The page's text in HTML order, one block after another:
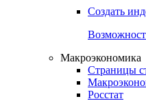
Создать
Макроэкономика
Страницы
Росстат